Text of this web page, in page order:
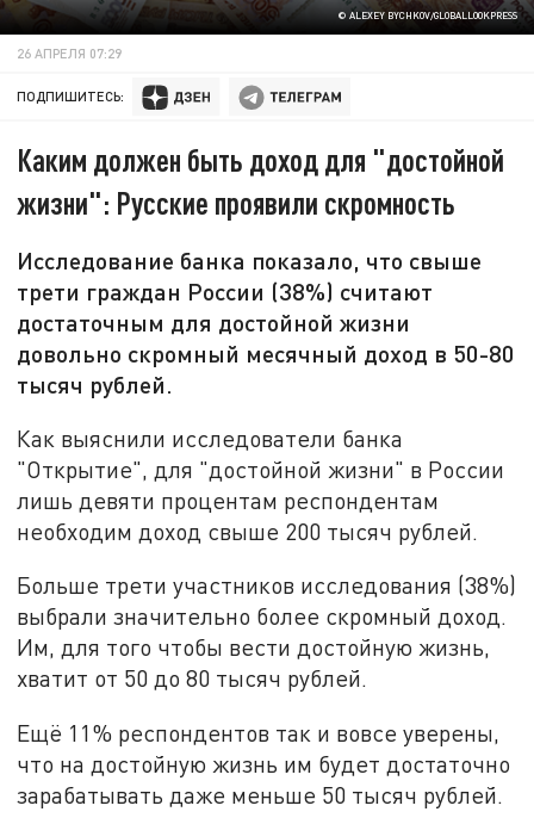
© ALEXEY BYCHKOV/GLOBALLOOKPRESS
26 АПРЕЛЯ 07:29
ПОДПИШИТЕСЬ:
Каким должен быть доход для "достойной
жизни": Русские проявили скромность
Исследование банка показало, что свыше
трети граждан России (38%) считают
достаточным для достойной жизни
довольно скромный месячный доход в 50-80
тысяч рублей.
Как выяснили исследователи банка
"Открытие", для "достойной жизни" в России
лишь девяти процентам респондентам
необходим доход свыше 200 тысяч рублей.
Больше трети участников исследования (38%)
выбрали значительно более скромный доход.
Им, для того чтобы вести достойную жизнь,
хватит от 50 до 80 тысяч рублей.
Ещё 11% респондентов так и вовсе уверены,
что на достойную жизнь им будет достаточно
зарабатывать даже меньше 50 тысяч рублей.